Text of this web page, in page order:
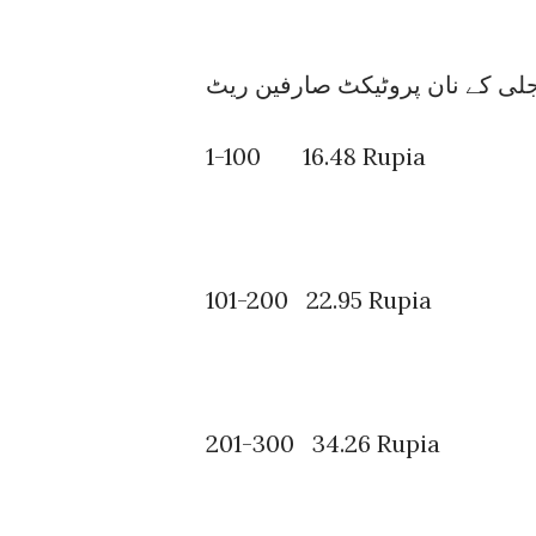
1-100 16.48 Rupia
101-200 22.95 Rupia
201-300 34.26 Rupia